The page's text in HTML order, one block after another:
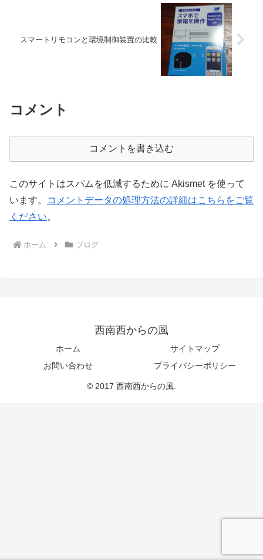
スマートリモコンと環境制御装置の比較
コメント
コメントを書き込む
このサイトはスパムを低減するために Akismet を使って
います。
コメントデータの処理方法の詳細はこちらをご覧
ください。
ホーム ブログ
西南西からの風
ホーム
サイトマップ
お問い合わせ
プライバシーポリシー
© 2017 西南西からの風.